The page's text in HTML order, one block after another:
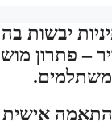
יבשות
– פתרון
משתלמים.